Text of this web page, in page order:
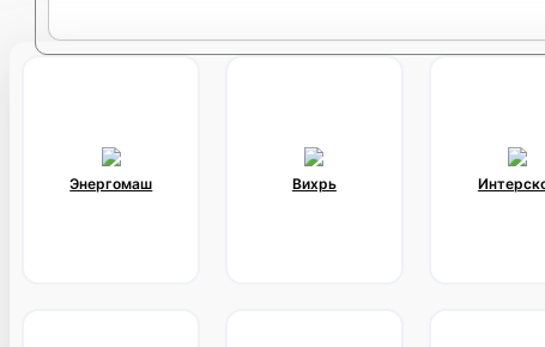
Энергомаш Вихрь